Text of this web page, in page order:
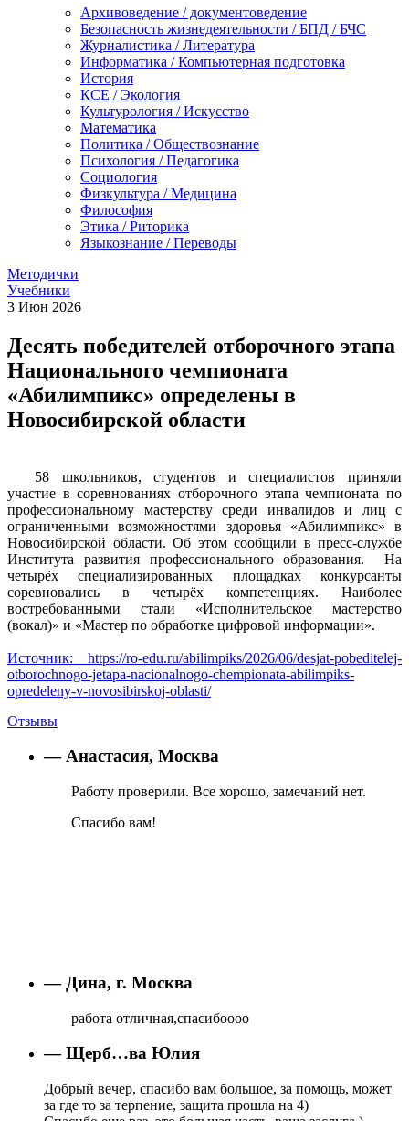
Архивоведение / документоведение
Безопасность жизнедеятельности / БПД / БЧС
Журналистика / Литература
Информатика / Компьютерная подготовка
История
КСЕ / Экология
Культурология / Искусство
Математика
Политика / Обществознание
Психология / Педагогика
Социология
Физкультура / Медицина
Философия
Этика / Риторика
Языкознание / Переводы
Методички
Учебники
3 Июн 2026
Десять победителей отборочного этапа
Национального чемпионата
«Абилимпикс» определены в
Новосибирской области
58 школьников, студентов и специалистов приняли
участие в соревнованиях отборочного этапа чемпионата по
профессиональному мастерству среди инвалидов и лиц с
ограниченными возможностями здоровья «Абилимпикс» в
Новосибирской области. Об этом сообщили в пресс-службе
Института развития профессионального образования. На
четырёх специализированных площадках конкурсанты
соревновались в четырёх компетенциях. Наиболее
востребованными стали «Исполнительское мастерство
(вокал)» и «Мастер по обработке цифровой информации».
Источник: https://ro-edu.ru/abilimpiks/2026/06/desjat-pobeditelej-
otborochnogo-jetapa-nacionalnogo-chempionata-abilimpiks-
opredeleny-v-novosibirskoj-oblasti/
Отзывы
— Анастасия, Москва
Работу проверили. Все хорошо, замечаний нет.
Спасибо вам!
— Дина, г. Москва
работа отличная,спасибоооо
— Щерб…ва Юлия
Добрый вечер, спасибо вам большое, за помощь, может
за где то за терпение, защита прошла на 4)